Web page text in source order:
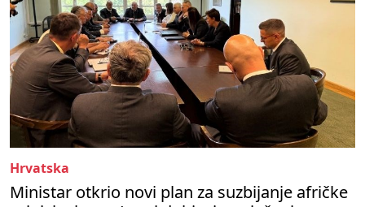
Hrvatska
Ministar otkrio novi plan za suzbijanje afričke